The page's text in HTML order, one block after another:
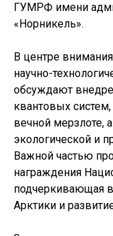
ГУМРФ имени
«Норникель».
В центре
научно-
обсуждают
квантовых
вечной мерзлоте,
экологической и
Важной частью
награждения
подчеркивающая
Арктики и